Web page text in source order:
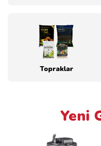
Topraklar
Yeni